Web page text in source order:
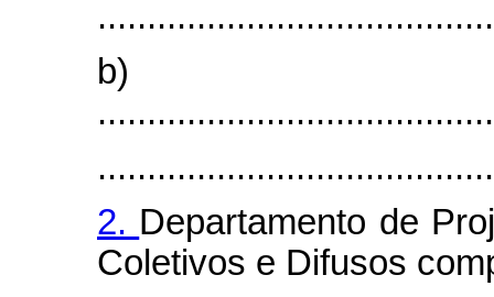
b)
2. Departamento de
Coletivos e Difusos